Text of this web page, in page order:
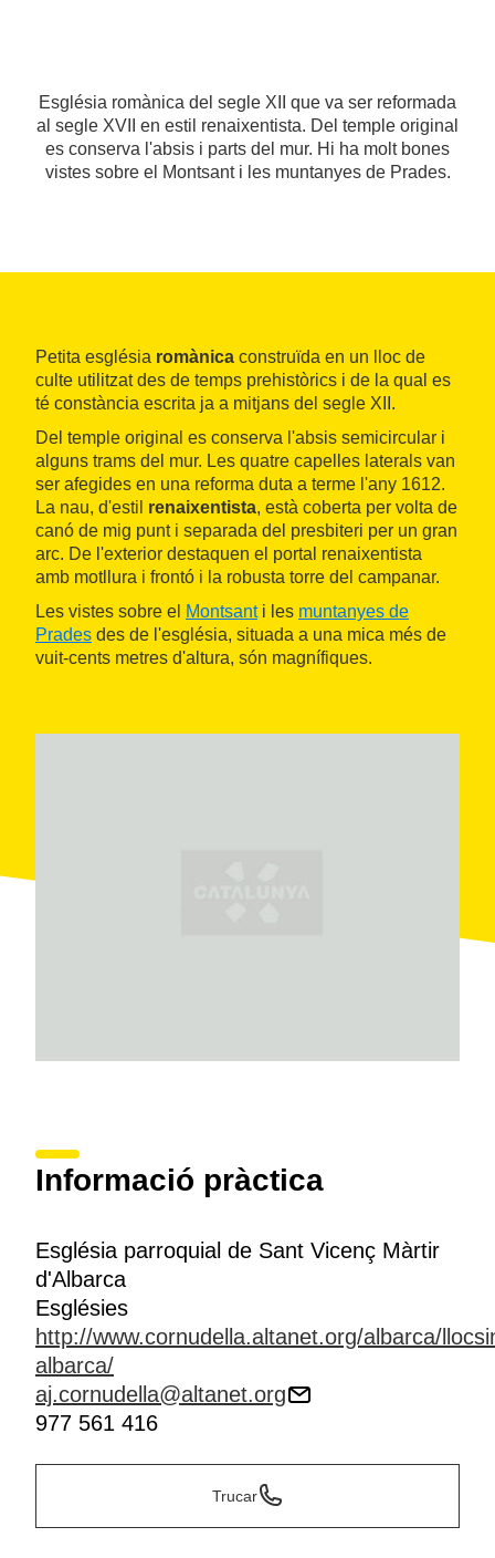
Església romànica del segle XII que va ser reformada
al segle XVII en estil renaixentista. Del temple original
es conserva l'absis i parts del mur. Hi ha molt bones
vistes sobre el Montsant i les muntanyes de Prades.
Petita església romànica construïda en un lloc de
culte utilitzat des de temps prehistòrics i de la qual es
té constància escrita ja a mitjans del segle XII.
Del temple original es conserva l'absis semicircular i
alguns trams del mur. Les quatre capelles laterals van
ser afegides en una reforma duta a terme l'any 1612.
La nau, d'estil renaixentista, està coberta per volta de
canó de mig punt i separada del presbiteri per un gran
arc. De l'exterior destaquen el portal renaixentista
amb motllura i frontó i la robusta torre del campanar.
Les vistes sobre el Montsanti les muntanyes de
Prades des de l'església, situada a una mica més de
vuit-cents metres d'altura, són magnífiques.
Informació pràctica
Església parroquial de Sant Vicenç Màrtir
d'Albarca
Esglésies
http://www.cornudella.altanet.org/albarca/
albarca/
aj.cornudella@altanet.org
977 561 416
Trucar